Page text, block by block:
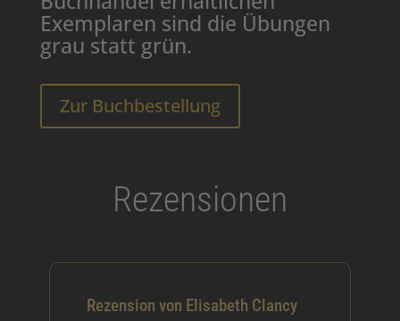
Exemplaren sind die Übungen
grau statt grün.
Zur Buchbestellung
Rezensionen
Rezension von Elisabeth Clancy